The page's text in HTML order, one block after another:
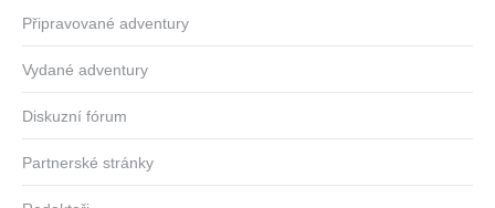
Připravované adventury
Vydané adventury
Diskuzní fórum
Partnerské stránky